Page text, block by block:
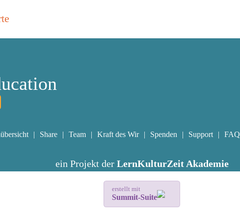
Share Team Kraft des Wir Spenden Support FAQ
ein Projekt der LernKulturZeit Akademie
erstellt mit
Summit-Suite